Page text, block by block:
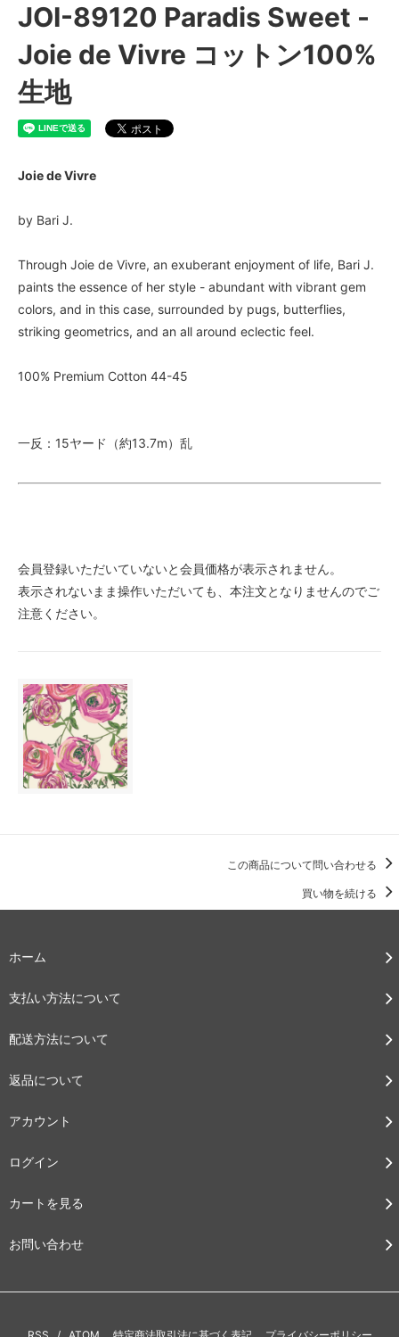
JOI-89120 Paradis Sweet -
Joie de Vivre コットン100%
生地
Joie de Vivre
by Bari J.
Through Joie de Vivre, an exuberant enjoyment of life, Bari J.
paints the essence of her style - abundant with vibrant gem
colors, and in this case, surrounded by pugs, butterflies,
striking geometrics, and an all around eclectic feel.
100% Premium Cotton 44-45
一反：15ヤード（約13.7m）乱
会員登録いただいていないと会員価格が表示されません。
表示されないまま操作いただいても、本注文となりませんのでご
注意ください。
この商品について問い合わせる
買い物を続ける
ホーム
支払い方法について
配送方法について
返品について
アカウント
ログイン
カートを見る
お問い合わせ